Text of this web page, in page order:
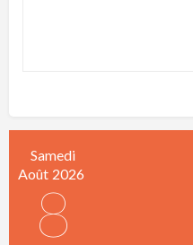
Samedi
Août 2026
8